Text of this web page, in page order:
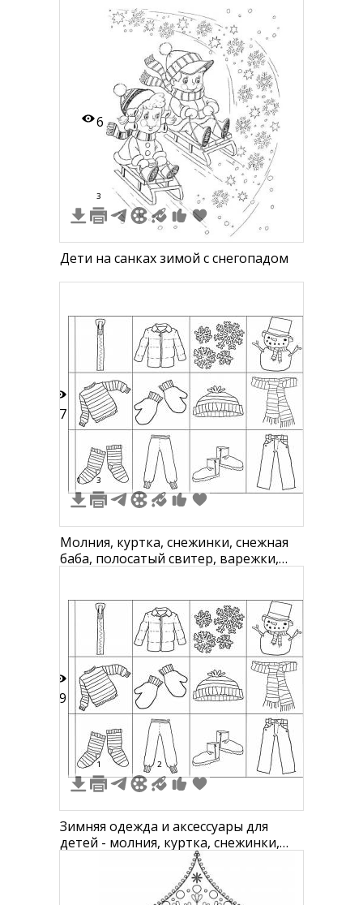
6
3
Дети на санках зимой с снегопадом
17
1 3
Молния, куртка, снежинки, снежная
баба, полосатый свитер, варежки,
29
1 2
Зимняя одежда и аксессуары для
детей - молния, куртка, снежинки,
снеговик, свитер, варежки, шапка,
шарф, носки, штаны, сапоги, джинсы